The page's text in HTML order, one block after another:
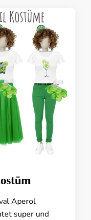
Aperol
super und